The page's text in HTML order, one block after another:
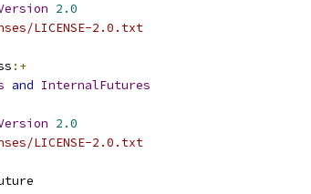
2.0
LICENSE-2.0.txt
:+
and InternalFutures
2.0
LICENSE-2.0.txt